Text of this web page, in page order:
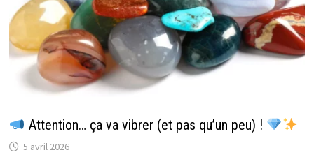
Attention… ça va vibrer (et pas qu’un peu) !
5 avril 2026